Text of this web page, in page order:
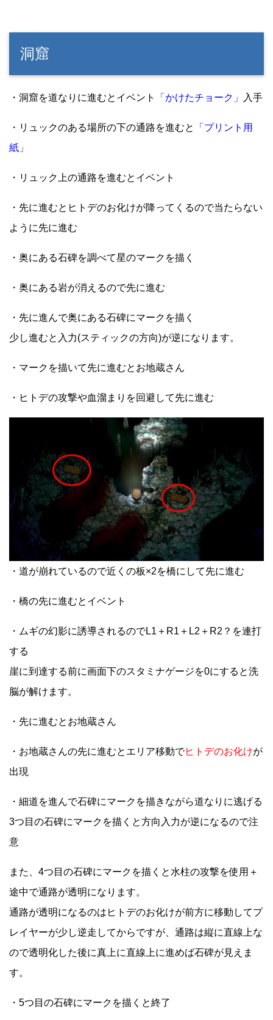
洞窟
・洞窟を道なりに進むとイベント 「かけたチョーク」 入手
・リュックのある場所の下の通路を進むと
「プリント用
紙」
・リュック上の通路を進むとイベント
・先に進むとヒトデのお化けが降ってくるので当たらない
ように先に進む
・奥にある石碑を調べて星のマークを描く
・奥にある岩が消えるので先に進む
・先に進んで奥にある石碑にマークを描く
少し進むと入力(スティックの方向)が逆になります。
・マークを描いて先に進むとお地蔵さん
・ヒトデの攻撃や血溜まりを回避して先に進む
・道が崩れているので近くの板×2を橋にして先に進む
・橋の先に進むとイベント
・ムギの幻影に誘導されるのでL1＋R1＋L2＋R2？を連打
する
崖に到達する前に画面下のスタミナゲージを0にすると洗
脳が解けます。
・先に進むとお地蔵さん
・お地蔵さんの先に進むとエリア移動でヒトデのお化けが
出現
・細道を進んで石碑にマークを描きながら道なりに逃げる
3つ目の石碑にマークを描くと方向入力が逆になるので注
意
また、4つ目の石碑にマークを描くと水柱の攻撃を使用＋
途中で通路が透明になります。
通路が透明になるのはヒトデのお化けが前方に移動してプ
レイヤーが少し逆走してからですが、通路は縦に直線上な
ので透明化した後に真上に直線上に進めば石碑が見えま
す。
・5つ目の石碑にマークを描くと終了